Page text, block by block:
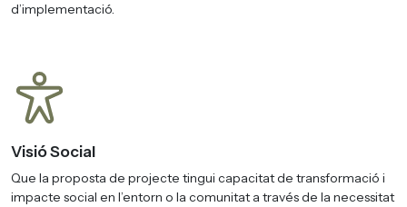
d’implementació.
Visió Social
Que la proposta de projecte tingui capacitat de transformació i
impacte social en l’entorn o la comunitat a través de la necessitat